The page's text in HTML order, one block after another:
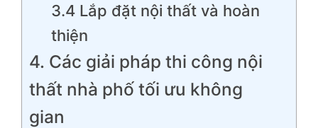
3.4 Lắp đặt nội thất và hoàn
thiện
4. Các giải pháp thi công nội
thất nhà phố tối ưu không
gian